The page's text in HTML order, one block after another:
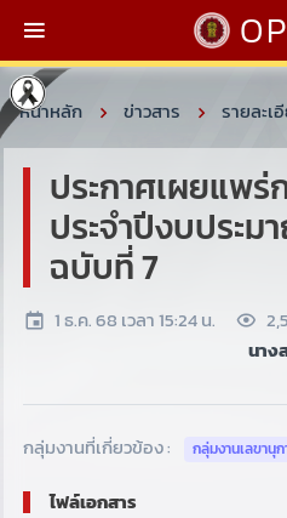
หน้าหลัก ข่าวสาร รายละเ
ประกาศเผยแพ
ประจำปีงบประ
ฉบับที่ 7
1 ธ.ค. 68 เวลา 15:24 น.
นาง
กลุ่มงานที่เกี่ยวข้อง : กลุ่มงานเลขานุ
ไฟล์เอกสาร